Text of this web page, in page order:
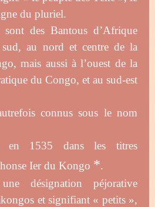
du pluriel.
des Bantous d’Afrique
sud, au nord et centre de la
mais aussi à l’ouest de la
du Congo, et au sud-est
connus sous le nom
en 1535 dans les titres
Ier du Kongo *.
désignation péjorative
et signifiant « petits »,